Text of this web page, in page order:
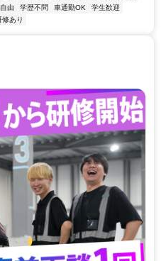
由 学歴不問 車通勤OK
学生歓迎
修あり